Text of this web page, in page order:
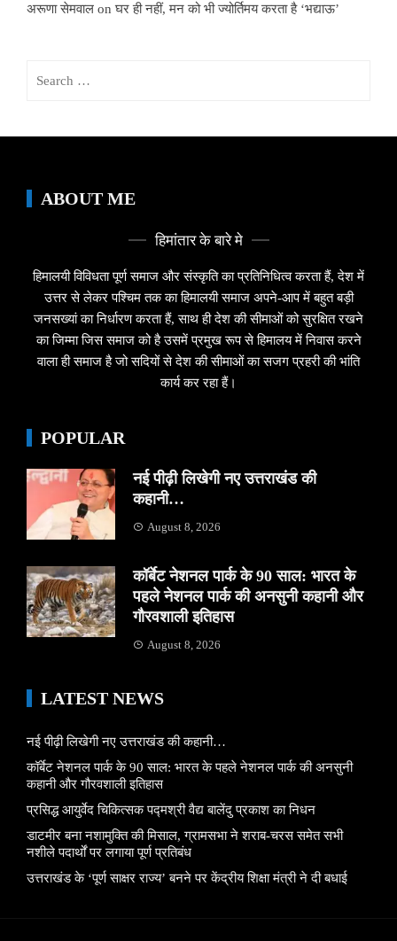
अरूणा सेमवाल onघर ही नहीं, मन को भी ज्योर्तिमय करता है ‘भद्याऊ’
ABOUT ME
हिमांतार के बारे मे
हिमालयी विविधता पूर्ण समाज और संस्कृति का प्रतिनिधित्व करता हैं, देश में
उत्तर से लेकर पश्चिम तक का हिमालयी समाज अपने-आप में बहुत बड़ी
जनसख्यां का निर्धारण करता हैं, साथ ही देश की सीमाओं को सुरक्षित रखने
का जिम्मा जिस समाज को है उसमें प्रमुख रूप से हिमालय में निवास करने
वाला ही समाज है जो सदियों से देश की सीमाओं का सजग प्रहरी की भांति
कार्य कर रहा हैं।
POPULAR
नई पीढ़ी लिखेगी नए उत्तराखंड की
कहानी…
August 8, 2026
कॉर्बेट नेशनल पार्क के 90 साल: भारत के
पहले नेशनल पार्क की अनसुनी कहानी और
गौरवशाली इतिहास
August 8, 2026
LATEST NEWS
नई पीढ़ी लिखेगी नए उत्तराखंड की कहानी…
कॉर्बेट नेशनल पार्क के 90 साल: भारत के पहले नेशनल पार्क की अनसुनी
कहानी और गौरवशाली इतिहास
प्रसिद्ध आयुर्वेद चिकित्सक पद्मश्री वैद्य बालेंदु प्रकाश का निधन
डाटमीर बना नशामुक्ति की मिसाल, ग्रामसभा ने शराब-चरस समेत सभी
नशीले पदार्थों पर लगाया पूर्ण प्रतिबंध
उत्तराखंड के ‘पूर्ण साक्षर राज्य’ बनने पर केंद्रीय शिक्षा मंत्री ने दी बधाई